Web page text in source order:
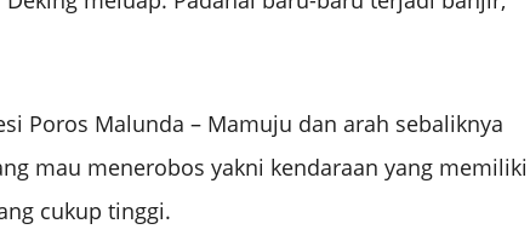
Poros Malunda – Mamuju dan arah sebaliknya
mau menerobos yakni kendaraan yang memiliki
cukup tinggi.